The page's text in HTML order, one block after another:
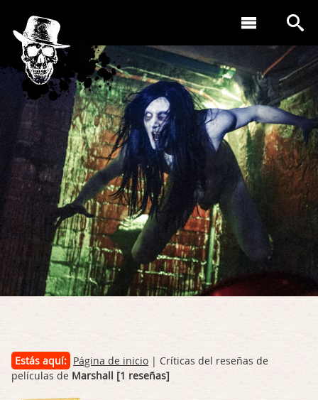
Estás aquí: Página de inicio | Críticas del reseñas de
películas de Marshall [1 reseñas]